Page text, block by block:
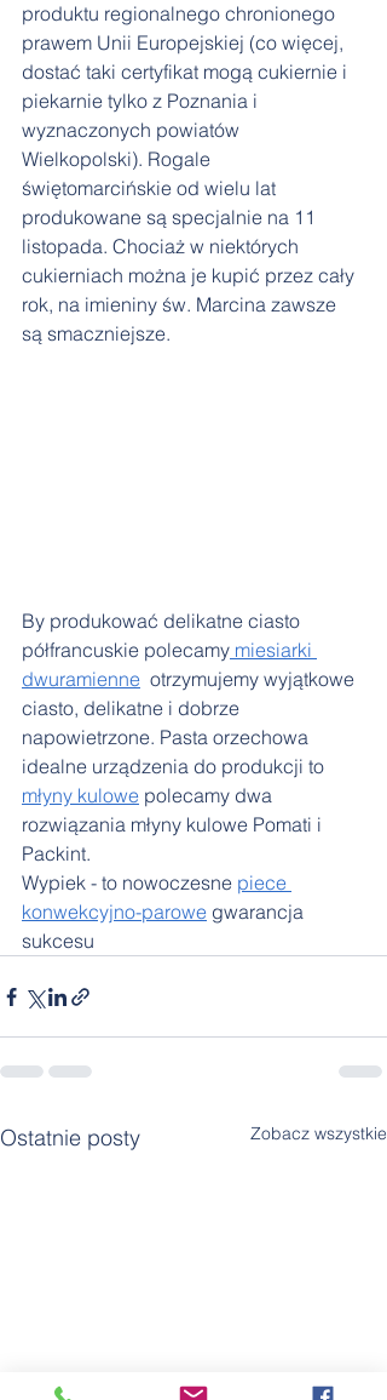
produktu regionalnego chronionego
prawem Unii Europejskiej (co więcej,
dostać taki certyfikat mogą cukiernie i
piekarnie tylko z Poznania i
wyznaczonych powiatów
Wielkopolski). Rogale
świętomarcińskie od wielu lat
produkowane są specjalnie na 11
listopada. Chociaż w niektórych
cukierniach można je kupić przez cały
rok, na imieniny św. Marcina zawsze
są smaczniejsze.
By produkować delikatne ciasto
półfrancuskie polecamy miesiarki
dwuramienne
  otrzymujemy wyjątkowe
ciasto, delikatne i dobrze
napowietrzone. Pasta orzechowa
idealne urządzenia do produkcji to
młyny kulowe polecamy dwa
rozwiązania młyny kulowe Pomati i
Packint.
Wypiek - to nowoczesne piece
konwekcyjno-parowe gwarancja
sukcesu
Ostatnie posty Zobacz wszystkie